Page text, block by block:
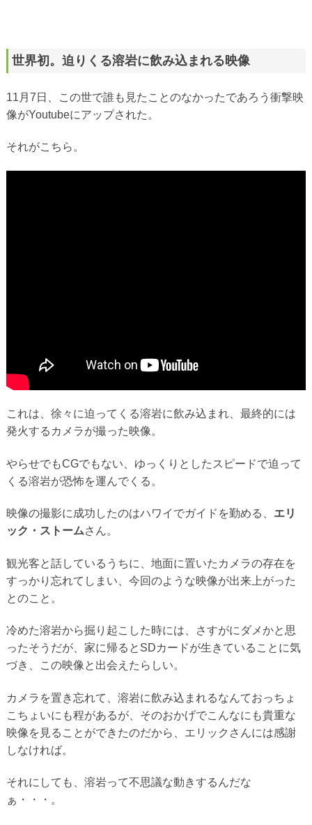
世界初。迫りくる溶岩に飲み込まれる映像
11月7日、この世で誰も見たことのなかったであろう衝撃映
像がYoutubeにアップされた。
それがこちら。
これは、徐々に迫ってくる溶岩に飲み込まれ、最終的には
発火するカメラが撮った映像。
やらせでもCGでもない、ゆっくりとしたスピードで迫って
くる溶岩が恐怖を運んでくる。
映像の撮影に成功したのはハワイでガイドを勤める、 エリ
ック・ストームさん。
観光客と話しているうちに、地面に置いたカメラの存在を
すっかり忘れてしまい、今回のような映像が出来上がった
とのこと。
冷めた溶岩から掘り起こした時には、さすがにダメかと思
ったそうだが、家に帰るとSDカードが生きていることに気
づき、この映像と出会えたらしい。
カメラを置き忘れて、溶岩に飲み込まれるなんておっちょ
こちょいにも程があるが、そのおかげでこんなにも貴重な
映像を見ることができたのだから、エリックさんには感謝
しなければ。
それにしても、溶岩って不思議な動きするんだな
ぁ・・・。